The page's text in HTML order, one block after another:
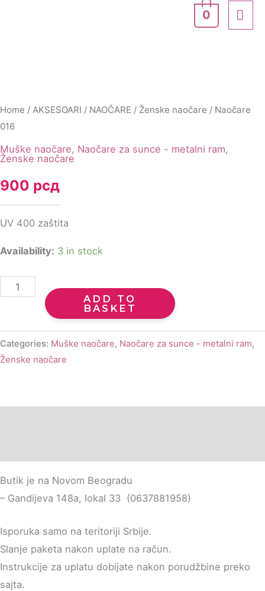
0
Home / AKSESOARI / NAOČARE / Ženske naočare / Naočare
016
Muške naočare, Naočare za sunce - metalni ram,
Ženske naočare
900 рсд
UV 400 zaštita
Availability: 3 in stock
ADD TO
BASKET
Categories: Muške naočare, Naočare za sunce - metalni ram,
Ženske naočare
Butik je na Novom Beogradu
– Gandijeva 148a, lokal 33 (0637881958)
Isporuka samo na teritoriji Srbije.
Slanje paketa nakon uplate na račun.
Instrukcije za uplatu dobijate nakon porudžbine preko
sajta.